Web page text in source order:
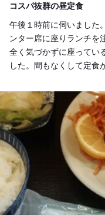
コスパ抜群の昼定食
午後１時前に伺いました
ンター席に座りランチを
全く気づかずに座ってい
した。間もなくして定食